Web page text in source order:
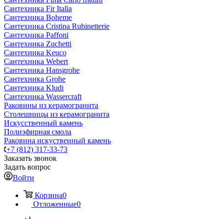
Сантехника Fir Italia
Сантехника Boheme
Сантехника Cristina Rubinetterie
Сантехника Paffoni
Сантехника Zuchetti
Сантехника Keuco
Сантехника Webert
Сантехника Hansgrohe
Сантехника Grohe
Сантехника Kludi
Сантехника Wassercraft
Раковины из керамогранита
Столешницы из керамогранита
Искусственный камень
Полиэфирная смола
Раковина искуственный камень
+7 (812) 317-33-73
Заказать звонок
Задать вопрос
Войти
Корзина0
Отложенные0